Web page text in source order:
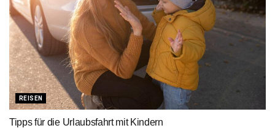
REISEN
Tipps für die Urlaubsfahrt mit Kindern